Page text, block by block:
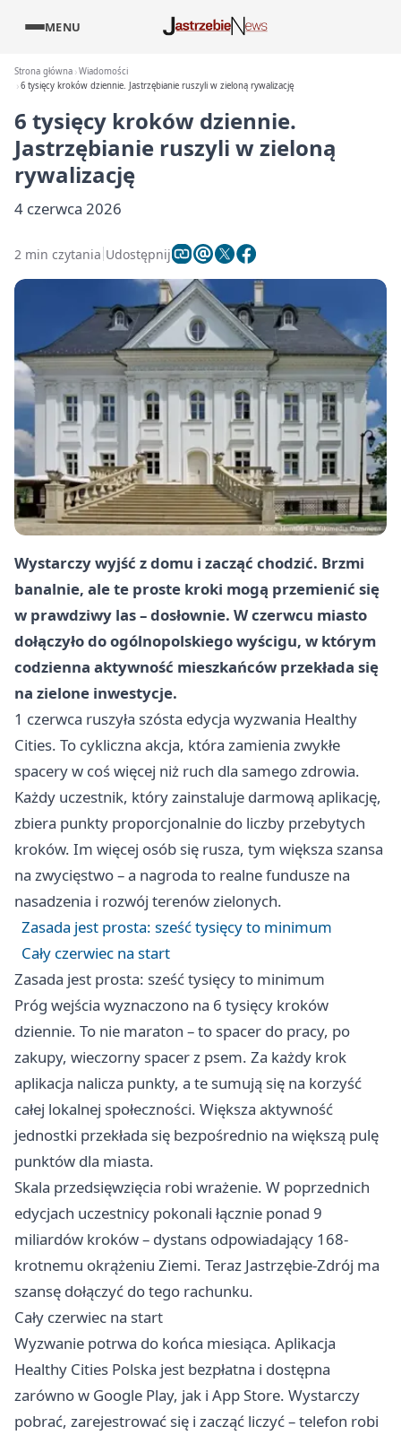
MENU
Strona główna Wiadomości
6 tysięcy kroków dziennie. Jastrzębianie ruszyli w zieloną rywalizację
6 tysięcy kroków dziennie.
Jastrzębianie ruszyli w zieloną
rywalizację
4 czerwca 2026
2 min czytania Udostępnij
Wystarczy wyjść z domu i zacząć chodzić. Brzmi
banalnie, ale te proste kroki mogą przemienić się
w prawdziwy las – dosłownie. W czerwcu miasto
dołączyło do ogólnopolskiego wyścigu, w którym
codzienna aktywność mieszkańców przekłada się
na zielone inwestycje.
1 czerwca ruszyła szósta edycja wyzwania Healthy
Cities. To cykliczna akcja, która zamienia zwykłe
spacery w coś więcej niż ruch dla samego zdrowia.
Każdy uczestnik, który zainstaluje darmową aplikację,
zbiera punkty proporcjonalnie do liczby przebytych
kroków. Im więcej osób się rusza, tym większa szansa
na zwycięstwo – a nagroda to realne fundusze na
nasadzenia i rozwój terenów zielonych.
Zasada jest prosta: sześć tysięcy to minimum
Cały czerwiec na start
Zasada jest prosta: sześć tysięcy to minimum
Próg wejścia wyznaczono na 6 tysięcy kroków
dziennie. To nie maraton – to spacer do pracy, po
zakupy, wieczorny spacer z psem. Za każdy krok
aplikacja nalicza punkty, a te sumują się na korzyść
całej lokalnej społeczności. Większa aktywność
jednostki przekłada się bezpośrednio na większą pulę
punktów dla miasta.
Skala przedsięwzięcia robi wrażenie. W poprzednich
edycjach uczestnicy pokonali łącznie ponad 9
miliardów kroków – dystans odpowiadający 168-
krotnemu okrążeniu Ziemi. Teraz Jastrzębie-Zdrój ma
szansę dołączyć do tego rachunku.
Cały czerwiec na start
Wyzwanie potrwa do końca miesiąca. Aplikacja
Healthy Cities Polska jest bezpłatna i dostępna
zarówno w Google Play, jak i App Store. Wystarczy
pobrać, zarejestrować się i zacząć liczyć – telefon robi